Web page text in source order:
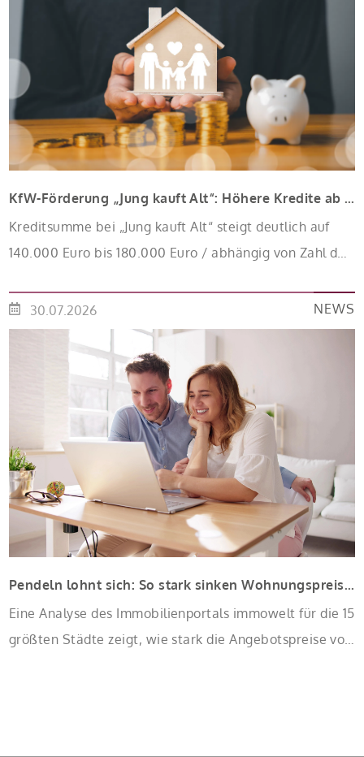
KfW-Förderung „Jung kauft Alt“: Höhere Kredite ab August 2026
Kreditsumme bei „Jung kauft Alt“ steigt deutlich auf
140.000 Euro bis 180.000 Euro / abhängig von Zahl der
verbilligt: Heutiger Zins bei 0,53 Prozent effektiv bei 35
Jahren Laufzeit und 10 Jahren Zinsbindung
Antragstellende verpflichten sich zu energetischer
Sanierung binnen 54 Monaten nach Förderzusage /
Sanierung in Einzelmaßnahmen […]
30.07.2026 NEWS
Pendeln lohnt sich: So stark sinken Wohnungspreise im Umland
Eine Analyse des Immobilienportals immowelt für die 15
größten Städte zeigt, wie stark die Angebotspreise von